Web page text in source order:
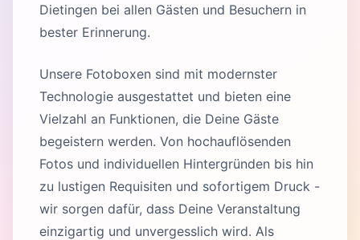
Dietingen bei allen Gästen und Besuchern in
bester Erinnerung.
Unsere Fotoboxen sind mit modernster
Technologie ausgestattet und bieten eine
Vielzahl an Funktionen, die Deine Gäste
begeistern werden. Von hochauflösenden
Fotos und individuellen Hintergründen bis hin
zu lustigen Requisiten und sofortigem Druck -
wir sorgen dafür, dass Deine Veranstaltung
einzigartig und unvergesslich wird. Als